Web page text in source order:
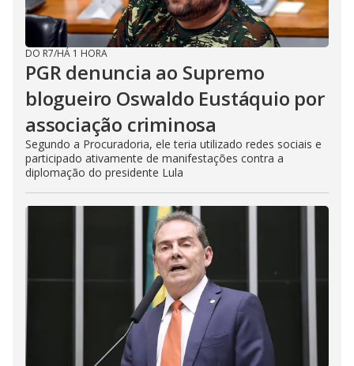
DO R7/HÁ 1 HORA
PGR denuncia ao Supremo
blogueiro Oswaldo Eustáquio por
associação criminosa
Segundo a Procuradoria, ele teria utilizado redes sociais e
participado ativamente de manifestações contra a
diplomação do presidente Lula